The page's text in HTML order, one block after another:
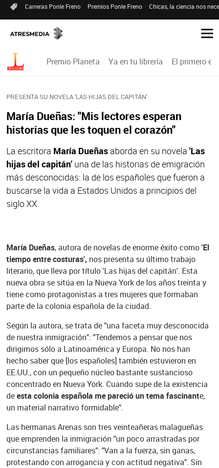
Carreras Ponle Freno Premios Ponle Freno Chicas, la ciencia nos
Premio Planeta Ya en tu librería El primero en
PRESENTA SU NOVELA 'LAS HIJAS DEL CAPITÁN'
María Dueñas: "Mis lectores esperan
historias que les toquen el corazón"
La escritora María Dueñasaborda en su novela 'Las
hijas del capitán'una de las historias de emigración
más desconocidas: la de los españoles que fueron a
buscarse la vida a Estados Unidos a principios del
siglo XX.
María Dueñas, autora de novelas de enorme éxito como'El
tiempo entre costuras',nos presenta su último trabajo
literario, que lleva por título 'Las hijas del capitán'. Esta
nueva obra se sitúa en la Nueva York de los años treinta y
tiene como protagonistas a tres mujeres que formaban
parte de la colonia española de la ciudad.
Según la autora, se trata de "una faceta muy desconocida
de nuestra inmigración": "Tendemos a pensar que nos
dirigimos sólo a Latinoamérica y Europa. No nos han
hecho saber que [los españoles] también estuvieron en
EE.UU., con un pequeño núcleo bastante sustancioso
concentrado en Nueva York. Cuando supe de la existencia
deesta colonia española me pareció un tema fascinante,
un material narrativo formidable".
Las hermanas Arenas son tres veinteañeras malagueñas
que emprenden la inmigración "un poco arrastradas por
circunstancias familiares": "Van a la fuerza, sin ganas,
protestando con arrogancia y con actitud negativa". Sin